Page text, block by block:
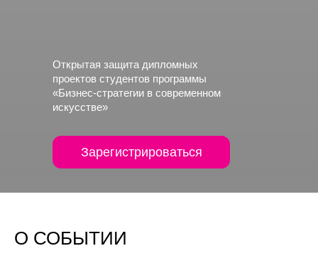
Открытая защита дипломных
проектов студентов программы
«Бизнес-стратегии в современном
искусстве»
Зарегистрироваться
О СОБЫТИИ